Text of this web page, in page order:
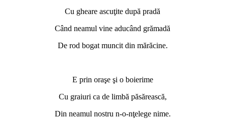
Cu gheare ascuţite după pradă
Când neamul vine aducând grămadă
De rod bogat muncit din mărăcine.
E prin oraşe şi o boierime
Cu graiuri ca de limbă păsărească,
Din neamul nostru n-o-nţelege nime.